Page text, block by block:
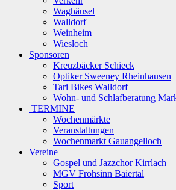
Waghäusel
Walldorf
Weinheim
Wiesloch
Sponsoren
Kreuzbäcker Schieck
Optiker Sweeney Rheinhausen
Tari Bikes Walldorf
Wohn- und Schlafberatung
TERMINE
Wochenmärkte
Veranstaltungen
Wochenmarkt Gauangelloch
Vereine
Gospel und Jazzchor Kirrlach
MGV Frohsinn Baiertal
Sport